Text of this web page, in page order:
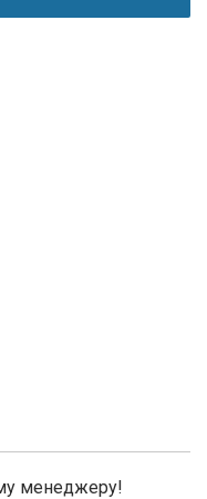
менеджеру!